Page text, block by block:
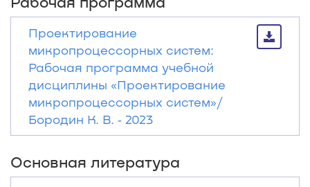
Проектирование
микропроцессорных систем:
Рабочая программа учебной
дисциплины «Проектирование
микропроцессорных систем»/
Бородин К. В. ‐ 2023
Основная литература